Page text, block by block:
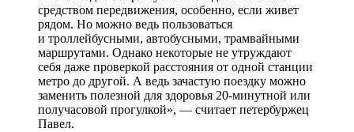
средством передвижения, особенно, если живет
рядом. Но можно ведь пользоваться
и троллейбусными, автобусными, трамвайными
маршрутами. Однако некоторые не утруждают
себя даже проверкой расстояния от одной станции
метро до другой. А ведь зачастую поездку можно
заменить полезной для здоровья 20-минутной или
получасовой прогулкой», — считает петербуржец
Павел.